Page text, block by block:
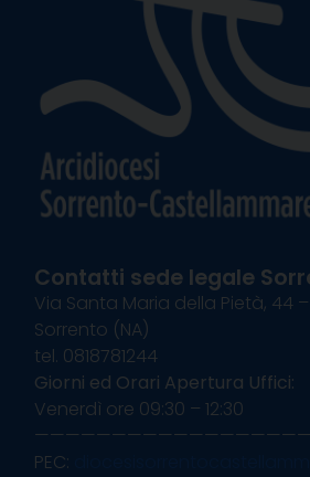
Contatti sede legale
Via Santa Maria della Pietà, 44
Sorrento (NA)
tel. 0818781244
Giorni ed Orari Apertura Uffici:
Venerdì ore 09:30 – 12:30
PEC: